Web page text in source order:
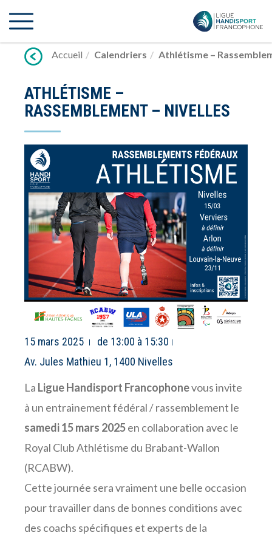
vers
Accueil
Calendriers Athlétisme –
ATHLÉTISME –
RASSEMBLEMENT – NIVELLES
15 mars 2025
de 13:00 à 15:30
Av. Jules Mathieu 1, 1400 Nivelles
La Ligue Handisport Francophonevous invite
à un entrainement fédéral / rassemblement le
samedi15 mars 2025en collaboration avec le
Royal Club Athlétisme du Brabant-Wallon
(RCABW).
Cette journée sera vraiment une belle occasion
pour travailler dans de bonnes conditions avec
des coachs spécifiques et experts de la